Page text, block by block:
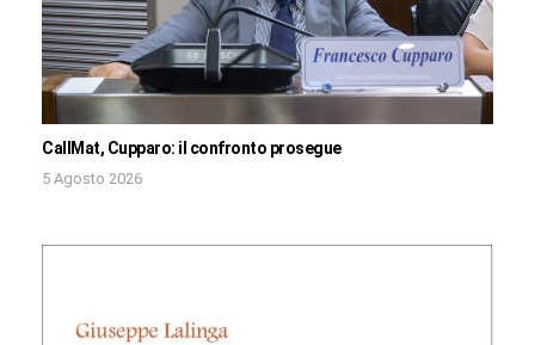
CallMat, Cupparo: il confronto prosegue
5 Agosto 2026